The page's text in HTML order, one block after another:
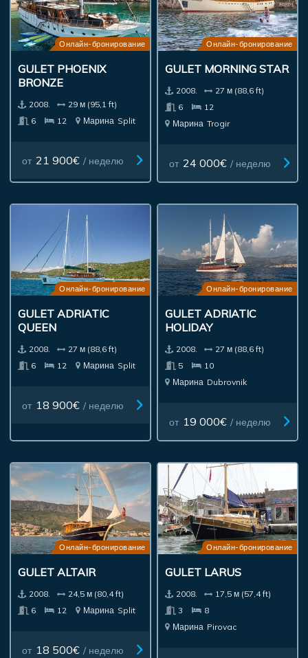
Онлайн-бронирование
GULET PHOENIX
BRONZE
2008.
29 м (95,1 ft)
6
12 Марина Split
от 21 900€ / неделю
Онлайн-бронирование
GULET MORNING STAR
2008.
27 м (88,6 ft)
6
12
Марина Trogir
от 24 000€ / неделю
Онлайн-бронирование
GULET ADRIATIC
QUEEN
2008.
27 м (88,6 ft)
6
12 Марина Split
от 18 900€ / неделю
Онлайн-бронирование
GULET ADRIATIC
HOLIDAY
2008.
27 м (88,6 ft)
5
10
Марина Dubrovnik
от 19 000€ / неделю
Онлайн-бронирование
GULET ALTAIR
2008.
24,5 м (80,4 ft)
6
12 Марина Split
от 18 500€ / неделю
Онлайн-бронирование
GULET LARUS
2008.
17,5 м (57,4 ft)
3
8
Марина Pirovac